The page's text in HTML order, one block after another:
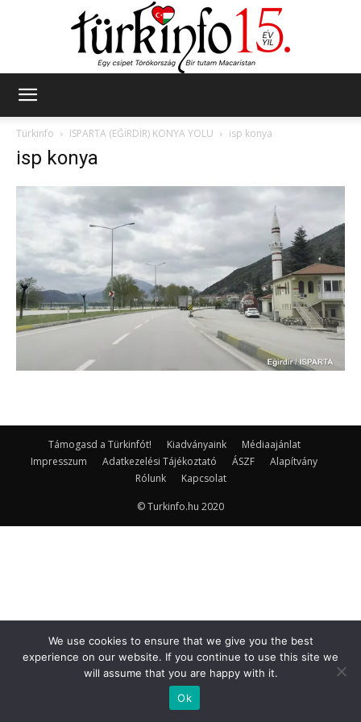
Türkinfo
ISPARTA (EĞİRDİR) KONYA YOLU isp konya
isp konya
Támogasd a Türkinfót! Kiadványaink
Médiaajánlat
Impresszum
Adatkezelési Tájékoztató ÁSZF
Alapítvány
Rólunk
Kapcsolat
© Turkinfo.hu 2020
We use cookies to ensure that we give you the best
experience on our website. If you continue to use this site we
will assume that you are happy with it.
Ok